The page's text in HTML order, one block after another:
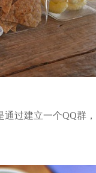
过建立一个QQ群